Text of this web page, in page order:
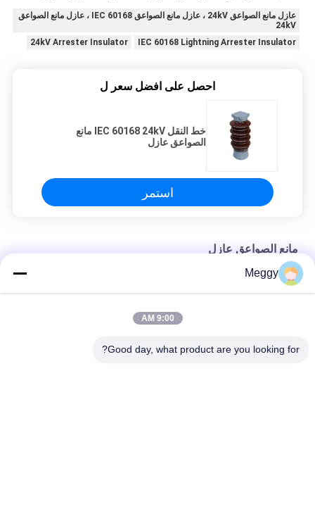
عازل مانع الصواعق 24kV ، عازل مانع الصواعق IEC 60168 ، عازل مانع الصواعق
24kV
IEC 60168 Lightning Arrester Insulator
24kV Arrester Insulator
احصل على افضل سعر ل
خط النقل IEC 60168 24kV مانع
الصواعق عازل
استمر
مانع الصواعق عازل
35KV Y5WZ-35 مانعة الصواعق عازل لخط التوزيع
Meggy
9:00 AM
Good day, what product are you looking for?